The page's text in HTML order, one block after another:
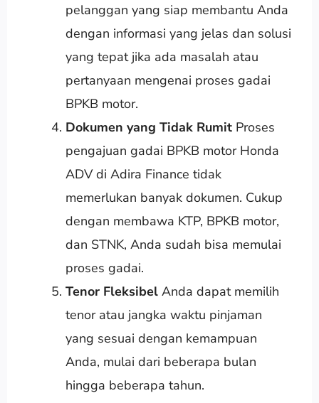
pelanggan yang siap membantu Anda
dengan informasi yang jelas dan solusi
yang tepat jika ada masalah atau
pertanyaan mengenai proses gadai
BPKB motor.
Dokumen yang Tidak RumitProses
pengajuan gadai BPKB motor Honda
ADV di Adira Finance tidak
memerlukan banyak dokumen. Cukup
dengan membawa KTP, BPKB motor,
dan STNK, Anda sudah bisa memulai
proses gadai.
Tenor FleksibelAnda dapat memilih
tenor atau jangka waktu pinjaman
yang sesuai dengan kemampuan
Anda, mulai dari beberapa bulan
hingga beberapa tahun.